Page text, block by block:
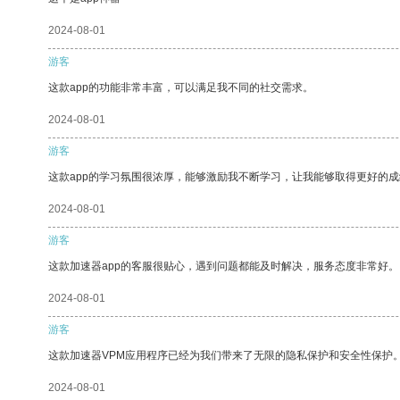
2024-08-01
游客
这款app的功能非常丰富，可以满足我不同的社交需求。
2024-08-01
游客
这款app的学习氛围很浓厚，能够激励我不断学习，让我能够取得更好的
2024-08-01
游客
这款加速器app的客服很贴心，遇到问题都能及时解决，服务态度非常好。
2024-08-01
游客
这款加速器VPM应用程序已经为我们带来了无限的隐私保护和安全性保护
2024-08-01